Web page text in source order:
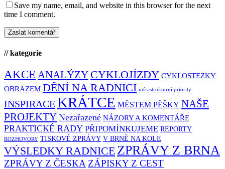
Save my name, email, and website in this browser for the next
time I comment.
// kategorie
AKCE ANALÝZY CYKLOJÍZDY CYKLOSTEZKY
OBRAZEM DĚNÍ NA RADNICI infrastrukturní priority
INSPIRACEKRÁTCE MĚSTEM PĚŠKY NAŠE
PROJEKTY Nezařazené NÁZORY A KOMENTÁŘE
PRAKTICKÉ RADY PŘIPOMÍNKUJEME REPORTY
ROZHOVORY TISKOVÉ ZPRÁVY V BRNĚ NA KOLE
VÝSLEDKY RADNICE ZPRÁVY Z BRNA
ZPRÁVY Z ČESKA ZÁPISKY Z CEST